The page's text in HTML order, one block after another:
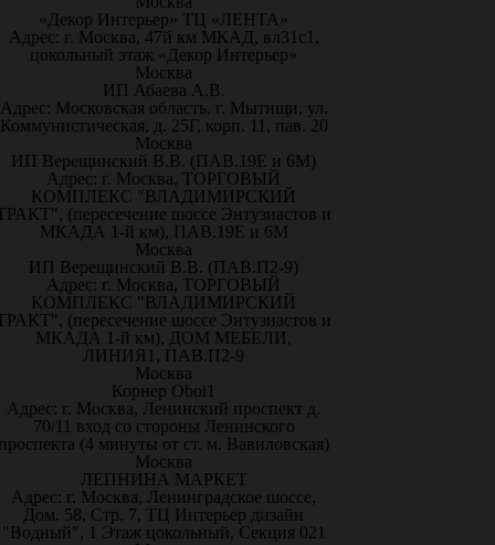
«Декор Интерьер» ТЦ «ЛЕНТА»
Адрес: г. Москва, 47й км МКАД, вл31с1,
цокольный этаж «Декор Интерьер»
Москва
ИП Абаева А.В.
Адрес: Московская область, г. Мытищи, ул.
Коммунистическая, д. 25Г, корп. 11, пав. 20
Москва
ИП Верещинский В.В. (ПАВ.19Е и 6М)
Адрес: г. Москва, ТОРГОВЫЙ
КОМПЛЕКС "ВЛАДИМИРСКИЙ
(пересечение шоссе Энтузиастов и
МКАДА 1-й км), ПАВ.19Е и 6М
Москва
ИП Верещинский В.В. (ПАВ.П2-9)
Адрес: г. Москва, ТОРГОВЫЙ
КОМПЛЕКС "ВЛАДИМИРСКИЙ
(пересечение шоссе Энтузиастов и
МКАДА 1-й км), ДОМ МЕБЕЛИ,
ЛИНИЯ1, ПАВ.П2-9
Москва
Корнер Oboi1
Адрес: г. Москва, Ленинский проспект д.
70/11 вход со стороны Ленинского
(4 минуты от ст. м. Вавиловская)
Москва
ЛЕПНИНА МАРКЕТ
Адрес: г. Москва, Ленинградское шоссе,
Дом. 58, Стр. 7, ТЦ Интерьер дизайн
"Водный", 1 Этаж цокольный, Секция 021